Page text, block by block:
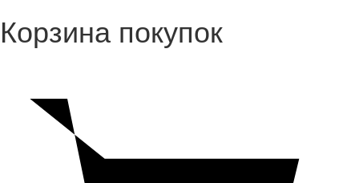
Корзина покупок